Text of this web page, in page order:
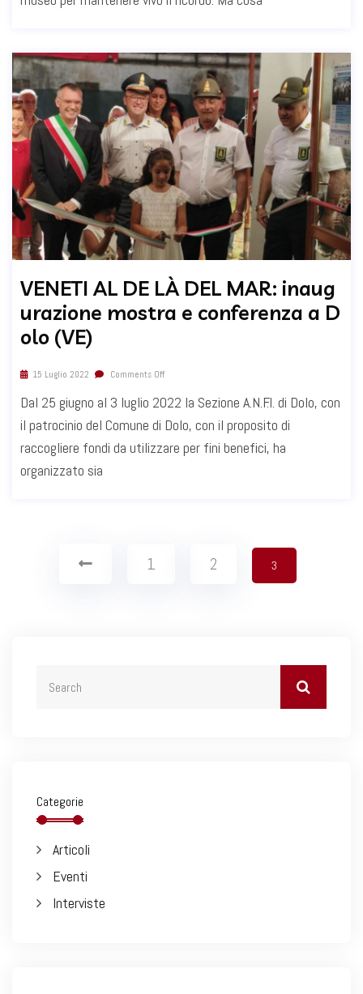
VENETI AL DE LÀ DEL MAR: inaug
urazione mostra e conferenza a D
olo (VE)
15 Luglio 2022 Comments Off
Dal 25 giugno al 3 luglio 2022 la Sezione A.N.F.I. di Dolo, con
il patrocinio del Comune di Dolo, con il proposito di
raccogliere fondi da utilizzare per fini benefici, ha
organizzato sia
1 2 3
Categorie
Articoli
Eventi
Interviste